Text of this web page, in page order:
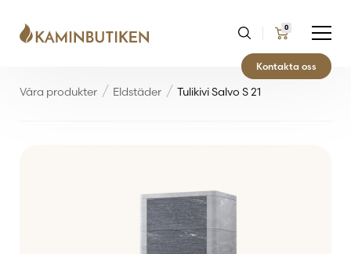
0
Kontakta oss
Våra produkter Eldstäder Tulikivi Salvo S 21